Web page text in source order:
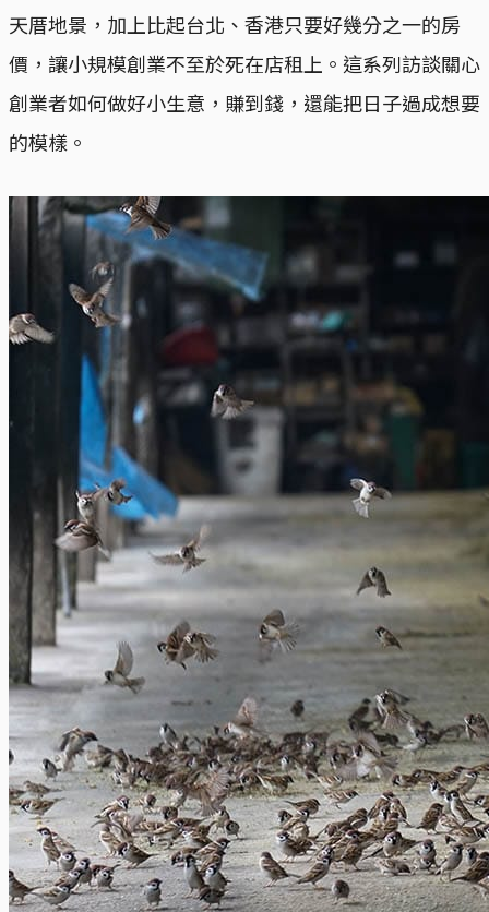
天厝地景，加上比起台北、香港只要好幾分之一的房
價，讓小規模創業不至於死在店租上。這系列訪談關心
創業者如何做好小生意，賺到錢，還能把日子過成想要
的模樣。